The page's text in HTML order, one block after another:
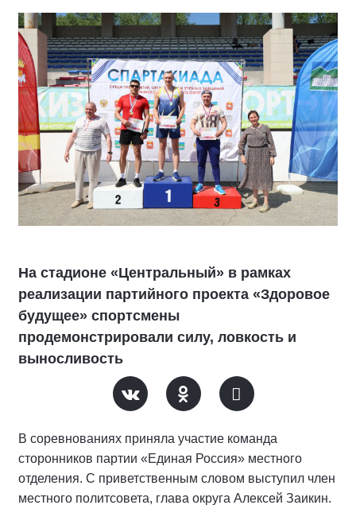
На стадионе «Центральный» в рамках
реализации партийного проекта «Здоровое
будущее» спортсмены
продемонстрировали силу, ловкость и
выносливость
В соревнованиях приняла участие команда
сторонников партии «Единая Россия» местного
отделения. С приветственным словом выступил член
местного политсовета, глава округа Алексей Заикин.